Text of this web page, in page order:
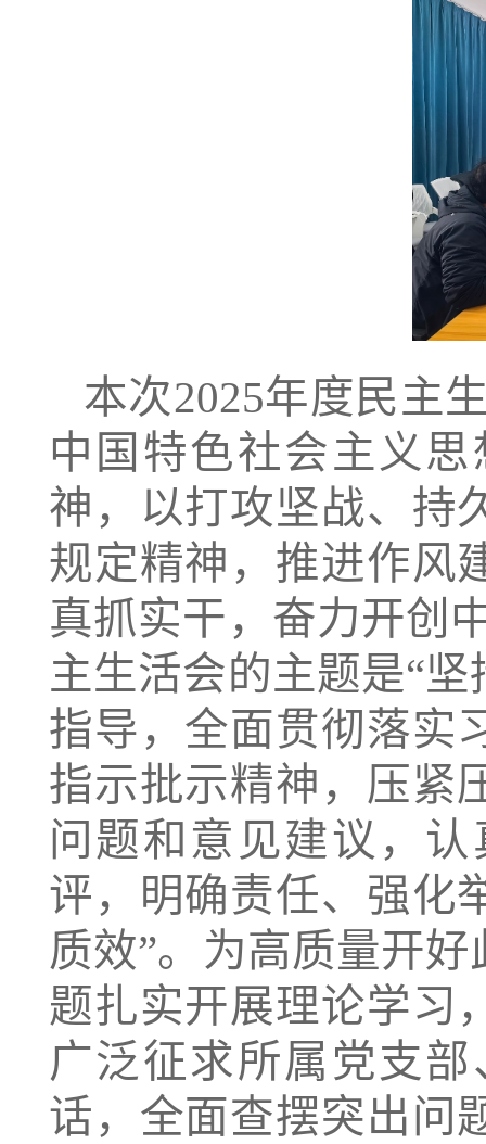
本次2025年度民主
中国特色社会主义
神，以打攻坚战、持
规定精神，推进作风
真抓实干，奋力开创
主生活会的主题是“
指导，全面贯彻落实
指示批示精神，压紧
问题和意见建议，
评，明确责任、强化
质效”。为高质量开
题扎实开展理论学习
广泛征求所属党支
话，全面查摆突出问